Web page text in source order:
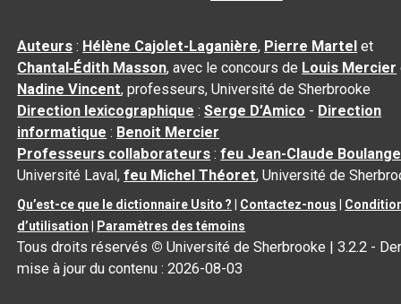
Auteurs : Hélène Cajolet-Laganière, Pierre Martel et
Chantal‑Édith Masson, avec le concours de Louis Mercier
Nadine Vincent, professeurs, Université de Sherbrooke
Direction lexicographique :Serge D’Amico - Direction
informatique : Benoit Mercier
Professeurs collaborateurs :feu Jean-Claude
Université Laval,feu Michel Théoret, Université de
Qu’est-ce que le dictionnaire Usito ? | Contactez-nous |
d’utilisation | Paramètres des témoins
Tous droits réservés © Université de Sherbrooke |3.2.2 -
mise à jour du contenu :2026-08-03